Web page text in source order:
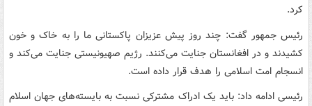
کرد.
رئیس جمهور گفت: چند روز پیش عزیزان پاکستانی ما را به خاک و خون
کشیدند و در افغانستان جنایت می‌کنند. رژیم صهیونیستی جنایت می‌کند و
انسجام امت اسلامی را هدف قرار داده است.
رئیسی ادامه داد: باید یک ادراک مشترکی نسبت به بایسته‌های جهان اسلام